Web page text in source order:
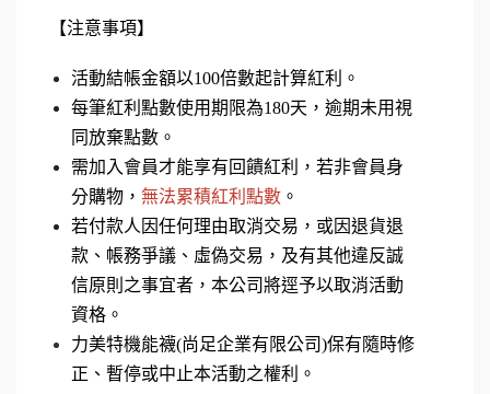
【注意事項】
活動結帳金額以100倍數起計算紅利。
每筆紅利點數使用期限為180天，逾期未用視
同放棄點數。
需加入會員才能享有回饋紅利，若非會員身
分購物， 無法累積紅利點數 。
若付款人因任何理由取消交易，或因退貨退
款、帳務爭議、虛偽交易，及有其他違反誠
信原則之事宜者，本公司將逕予以取消活動
資格。
力美特機能襪(尚足企業有限公司)保有隨時修
正、暫停或中止本活動之權利。